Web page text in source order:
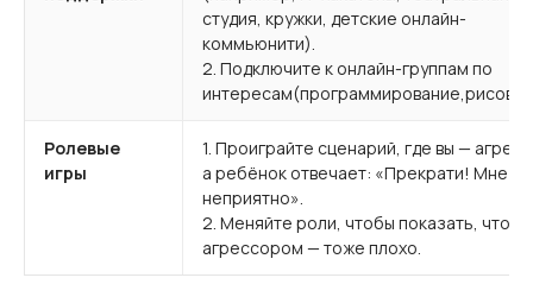
студия, кружки, детские онлайн-
коммьюнити).
2. Подключите к онлайн-группам по
Ролевые
игры
1. Проиграйте сценарий, где вы —
а ребёнок отвечает: «Прекрати! Мне
неприятно».
2. Меняйте роли, чтобы показать, что
агрессором — тоже плохо.